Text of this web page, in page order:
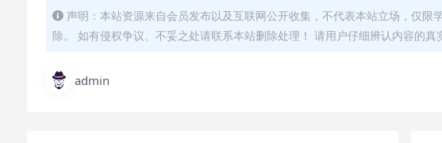
声明：本站资源来自会员发布以及互联网公开收集，不代表本站立场，仅
除。 如有侵权争议、不妥之处请联系本站删除处理！ 请用户仔细辨认内容的真
admin